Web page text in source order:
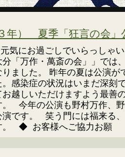
年） 夏季「狂言の会」
にお過ごしでいらっしゃい
分「万作・萬斎の会」」では
ました。 昨年の夏は公演が
感染症の状況はいまだ深刻
越しいただけますよう最善
。 今年の公演も野村万作、
演です。 笑う門には福来る
。 ◆ お客様へご協力お願